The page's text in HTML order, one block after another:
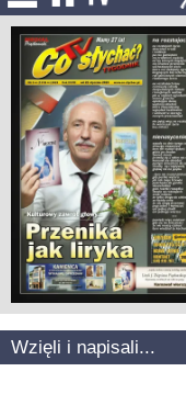
Wzięli i napisali...